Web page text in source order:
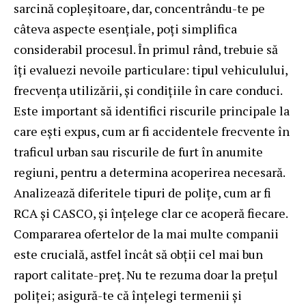
sarcină copleșitoare, dar, concentrându-te pe
câteva aspecte esențiale, poți simplifica
considerabil procesul. În primul rând, trebuie să
îți evaluezi nevoile particulare: tipul vehiculului,
frecvența utilizării, și condițiile în care conduci.
Este important să identifici riscurile principale la
care ești expus, cum ar fi accidentele frecvente în
traficul urban sau riscurile de furt în anumite
regiuni, pentru a determina acoperirea necesară.
Analizează diferitele tipuri de polițe, cum ar fi
RCA și CASCO, și înțelege clar ce acoperă fiecare.
Compararea ofertelor de la mai multe companii
este crucială, astfel încât să obții cel mai bun
raport calitate-preț. Nu te rezuma doar la prețul
poliței; asigură-te că înțelegi termenii și